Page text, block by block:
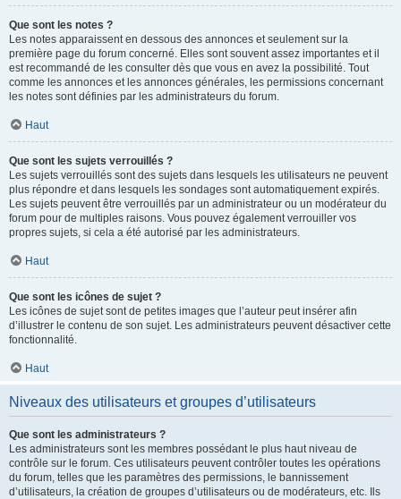
Que sont les notes ?
Les notes apparaissent en dessous des annonces et seulement sur la
première page du forum concerné. Elles sont souvent assez importantes et il
est recommandé de les consulter dès que vous en avez la possibilité. Tout
comme les annonces et les annonces générales, les permissions concernant
les notes sont définies par les administrateurs du forum.
Haut
Que sont les sujets verrouillés ?
Les sujets verrouillés sont des sujets dans lesquels les utilisateurs ne peuvent
plus répondre et dans lesquels les sondages sont automatiquement expirés.
Les sujets peuvent être verrouillés par un administrateur ou un modérateur du
forum pour de multiples raisons. Vous pouvez également verrouiller vos
propres sujets, si cela a été autorisé par les administrateurs.
Haut
Que sont les icônes de sujet ?
Les icônes de sujet sont de petites images que l’auteur peut insérer afin
d’illustrer le contenu de son sujet. Les administrateurs peuvent désactiver cette
fonctionnalité.
Haut
Niveaux des utilisateurs et groupes d’utilisateurs
Que sont les administrateurs ?
Les administrateurs sont les membres possédant le plus haut niveau de
contrôle sur le forum. Ces utilisateurs peuvent contrôler toutes les opérations
du forum, telles que les paramètres des permissions, le bannissement
d’utilisateurs, la création de groupes d’utilisateurs ou de modérateurs, etc. Ils